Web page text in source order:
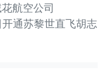
航空公司
开通苏黎世直飞胡志